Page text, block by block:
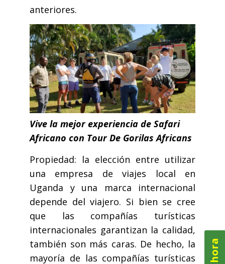
anteriores.
Vive la mejor experiencia de Safari
Africano con Tour De Gorilas Africans
Propiedad: la elección entre utilizar
una empresa de viajes local en
Uganda y una marca internacional
depende del viajero. Si bien se cree
que las compañías turísticas
internacionales garantizan la calidad,
también son más caras. De hecho, la
mayoría de las compañías turísticas